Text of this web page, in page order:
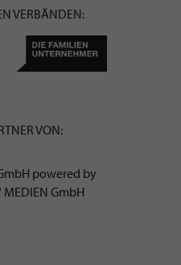
VERBÄNDEN:
VON:
powered by
MEDIEN GmbH